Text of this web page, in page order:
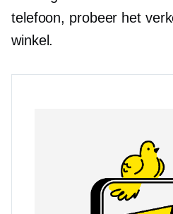
telefoon, probeer het
winkel.